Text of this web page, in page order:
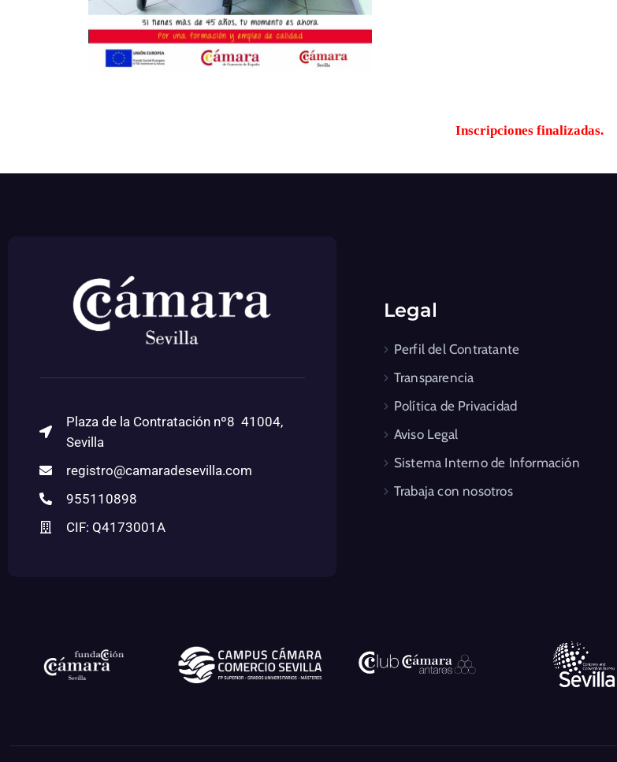
Inscripciones finalizadas.
Plaza de la Contratación nº8 41004,
Sevilla
registro@camaradesevilla.com
955110898
CIF: Q4173001A
Legal
Perfil del Contratante
Transparencia
Política de Privacidad
Aviso Legal
Sistema Interno de Información
Trabaja con nosotros